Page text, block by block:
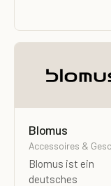
Blomus
Accessoires &
Blomus ist ein
deutsches